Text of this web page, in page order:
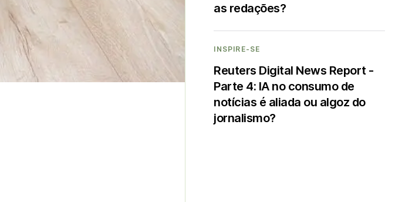
as redações?
INSPIRE-SE
Reuters Digital News Report -
Parte 4: IA no consumo de
notícias é aliada ou algoz do
jornalismo?